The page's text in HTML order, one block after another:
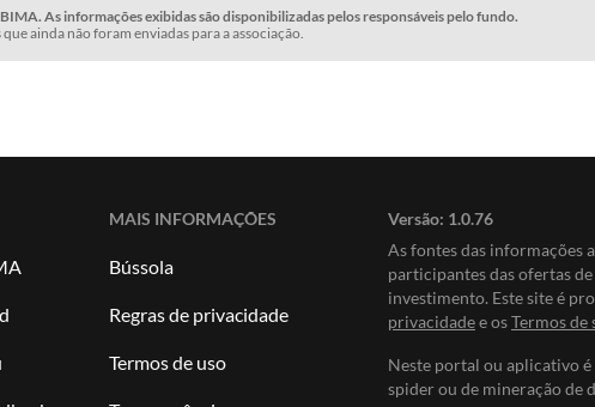
As informações exibidas são disponibilizadas pelos responsáveis pelo fundo.
ainda não foram enviadas para a associação.
MAIS INFORMAÇÕES
Bússola
Regras de privacidade
Termos de uso
Versão: 1.0.76
As fontes das informações
participantes das ofertas
investimento. Este site é
privacidadee osTermos de
Neste portal ou aplicativo
spider ou de mineração de